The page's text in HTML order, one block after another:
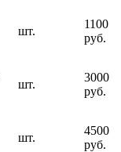
шт.
1100
руб.
шт.
3000
руб.
шт.
4500
руб.